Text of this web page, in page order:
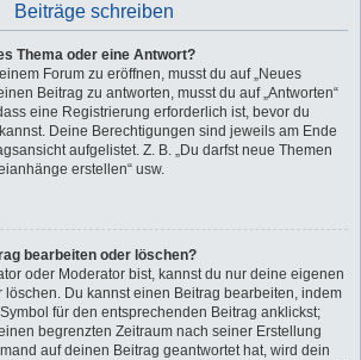
Beiträge schreiben
Thema oder eine Antwort?
Forum zu eröffnen, musst du auf „Neues
Beitrag zu antworten, musst du auf „Antworten“
eine Registrierung erforderlich ist, bevor du
Deine Berechtigungen sind jeweils am Ende
aufgelistet. Z. B. „Du darfst neue Themen
erstellen“ usw.
bearbeiten oder löschen?
oder Moderator bist, kannst du nur deine eigenen
löschen. Du kannst einen Beitrag bearbeiten, indem
für den entsprechenden Beitrag anklickst;
begrenzten Zeitraum nach seiner Erstellung
auf deinen Beitrag geantwortet hat, wird dein